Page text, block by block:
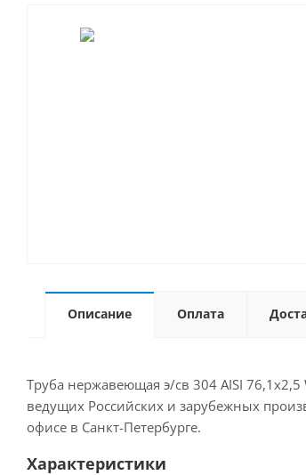
Описание Оплата
Труба нержавеющая э/св 304 AISI
ведущих Российских и зарубежных
офисе в Санкт-Петербурге.
Характеристики